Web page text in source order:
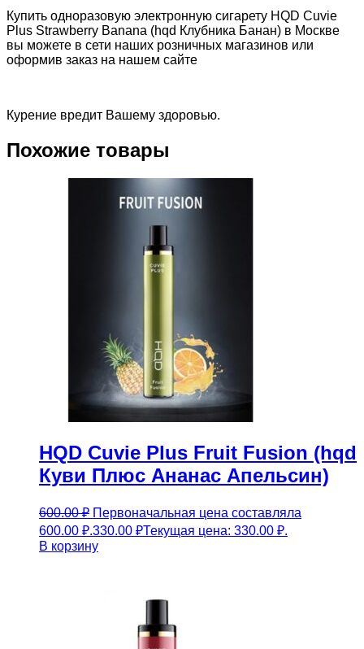
Купить одноразовую электронную сигарету HQD Cuvie
Plus Strawberry Banana (hqd Клубника Банан) в Москве
вы можете в сети наших розничных магазинов или
оформив заказ на нашем сайте
Курение вредит Вашему здоровью.
Похожие товары
HQD Cuvie Plus Fruit Fusion (hqd
Куви Плюс Ананас Апельсин)
600.00₽ Первоначальная цена составляла
600.00 ₽.330.00 ₽Текущая цена: 330.00 ₽.
В корзину